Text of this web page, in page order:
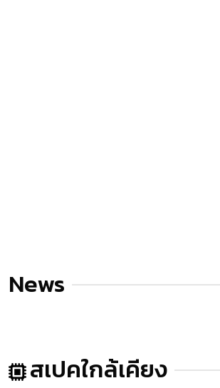
News
สเปคใกล้เคียง